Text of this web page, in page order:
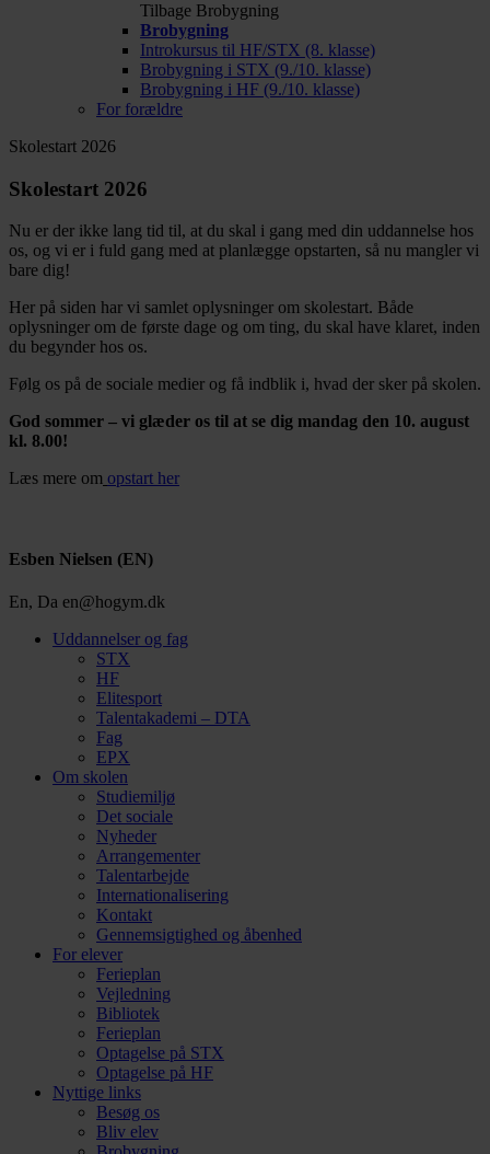
Tilbage Brobygning
Brobygning
Introkursus til HF/STX (8. klasse)
Brobygning i STX (9./10. klasse)
Brobygning i HF (9./10. klasse)
For forældre
Skolestart 2026
Skolestart 2026
Nu er der ikke lang tid til, at du skal i gang med din uddannelse hos
os, og vi er i fuld gang med at planlægge opstarten, så nu mangler vi
bare dig!
Her på siden har vi samlet oplysninger om skolestart. Både
oplysninger om de første dage og om ting, du skal have klaret, inden
du begynder hos os.
Følg os på de sociale medier og få indblik i, hvad der sker på skolen.
God sommer – vi glæder os til at se dig mandag den 10. august
kl. 8.00!
Læs mere om opstart her
Esben Nielsen (EN)
En, Da en@hogym.dk
Uddannelser og fag
STX
HF
Elitesport
Talentakademi – DTA
Fag
EPX
Om skolen
Studiemiljø
Det sociale
Nyheder
Arrangementer
Talentarbejde
Internationalisering
Kontakt
Gennemsigtighed og åbenhed
For elever
Ferieplan
Vejledning
Bibliotek
Ferieplan
Optagelse på STX
Optagelse på HF
Nyttige links
Besøg os
Bliv elev